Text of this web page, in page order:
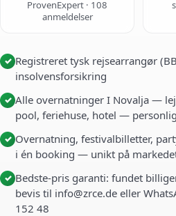
ProvenExpert · 108
anmeldelser
✓ Registreret tysk rejsearrangør
insolvensforsikring
✓ Alle overnatninger I Novalja —
pool, feriehuse, hotel —
✓ Overnatning, festivalbilletter,
i én booking — unikt på
✓ Bedste-pris garanti: fundet
bevis til info@zrce.de eller
152 48